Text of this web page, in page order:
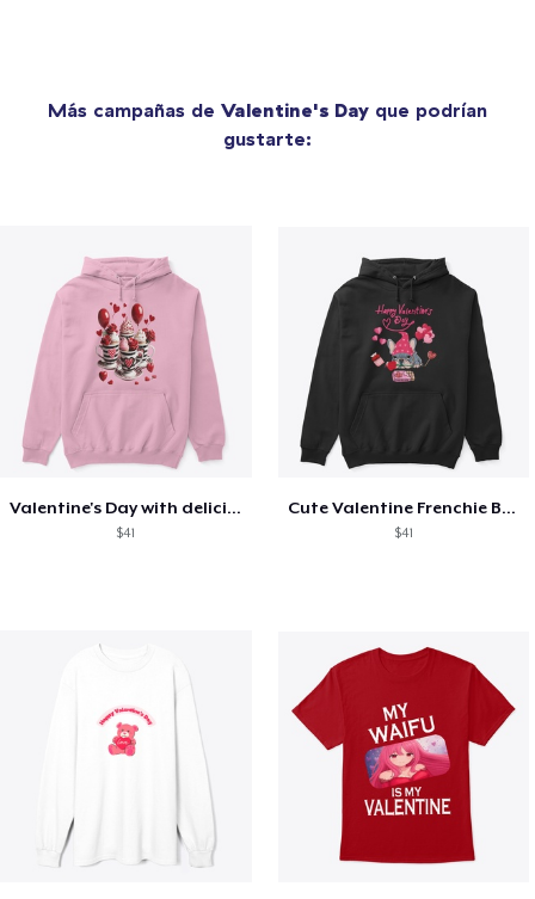
Más campañas de Valentine's Day que podrían
gustarte:
Valentine's Day with delicious food
$41
Cute Valentine Frenchie Bulldog
$41